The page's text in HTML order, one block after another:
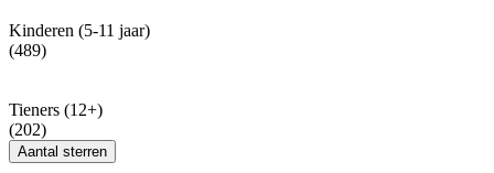
Kinderen (5-11 jaar)
(489)
Tieners (12+)
(202)
Aantal sterren